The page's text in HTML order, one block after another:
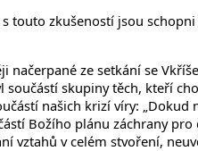
zkušeností jsou
ze setkání se
skupiny těch, kteří
našich krizí víry:
Božího plánu záchrany
vztahů v celém stvoření,